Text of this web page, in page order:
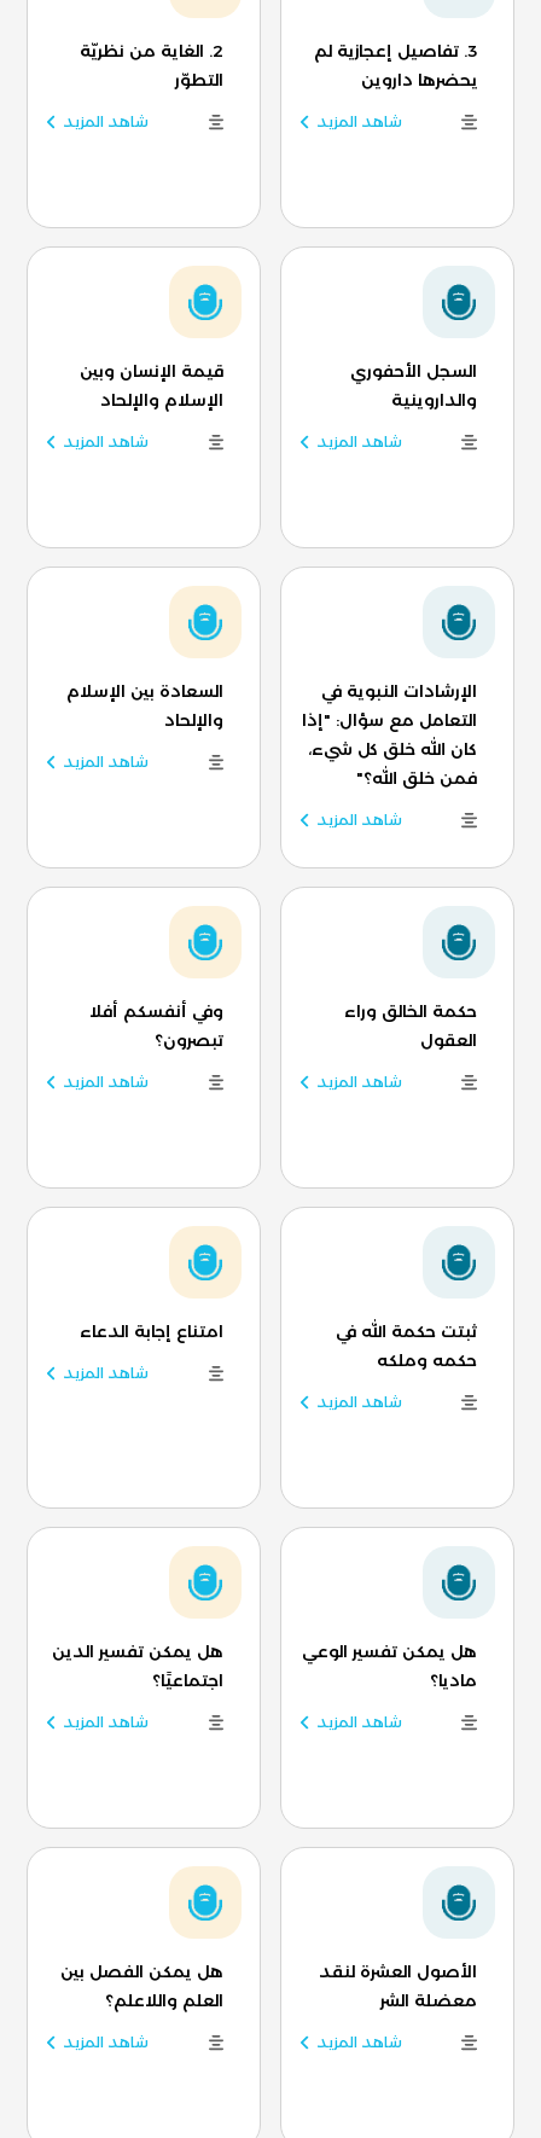
3. تفاصيل إعجازية لم
يحضرها داروين
شاهد المزيد
2. الغاية من نظريّة
التطوّر
شاهد المزيد
السجل الأحفوري
والداروينية
شاهد المزيد
قيمة الإنسان وبين
الإسلام والإلحاد
شاهد المزيد
الإرشادات النبوية في
التعامل مع سؤال: "إذا
كان الله خلق كل شيء،
فمن خلق الله؟"
شاهد المزيد
السعادة بين الإسلام
والإلحاد
شاهد المزيد
حكمة الخالق وراء
العقول
شاهد المزيد
وفي أنفسكم أفلا
تبصرون؟
شاهد المزيد
ثبتت حكمة الله في
حكمه وملكه
شاهد المزيد
امتناع إجابة الدعاء
شاهد المزيد
هل يمكن تفسير الوعي
ماديا؟
شاهد المزيد
هل يمكن تفسير الدين
اجتماعيًا؟
شاهد المزيد
الأصول العشرة لنقد
معضلة الشر
شاهد المزيد
هل يمكن الفصل بين
العلم واللاعلم؟
شاهد المزيد